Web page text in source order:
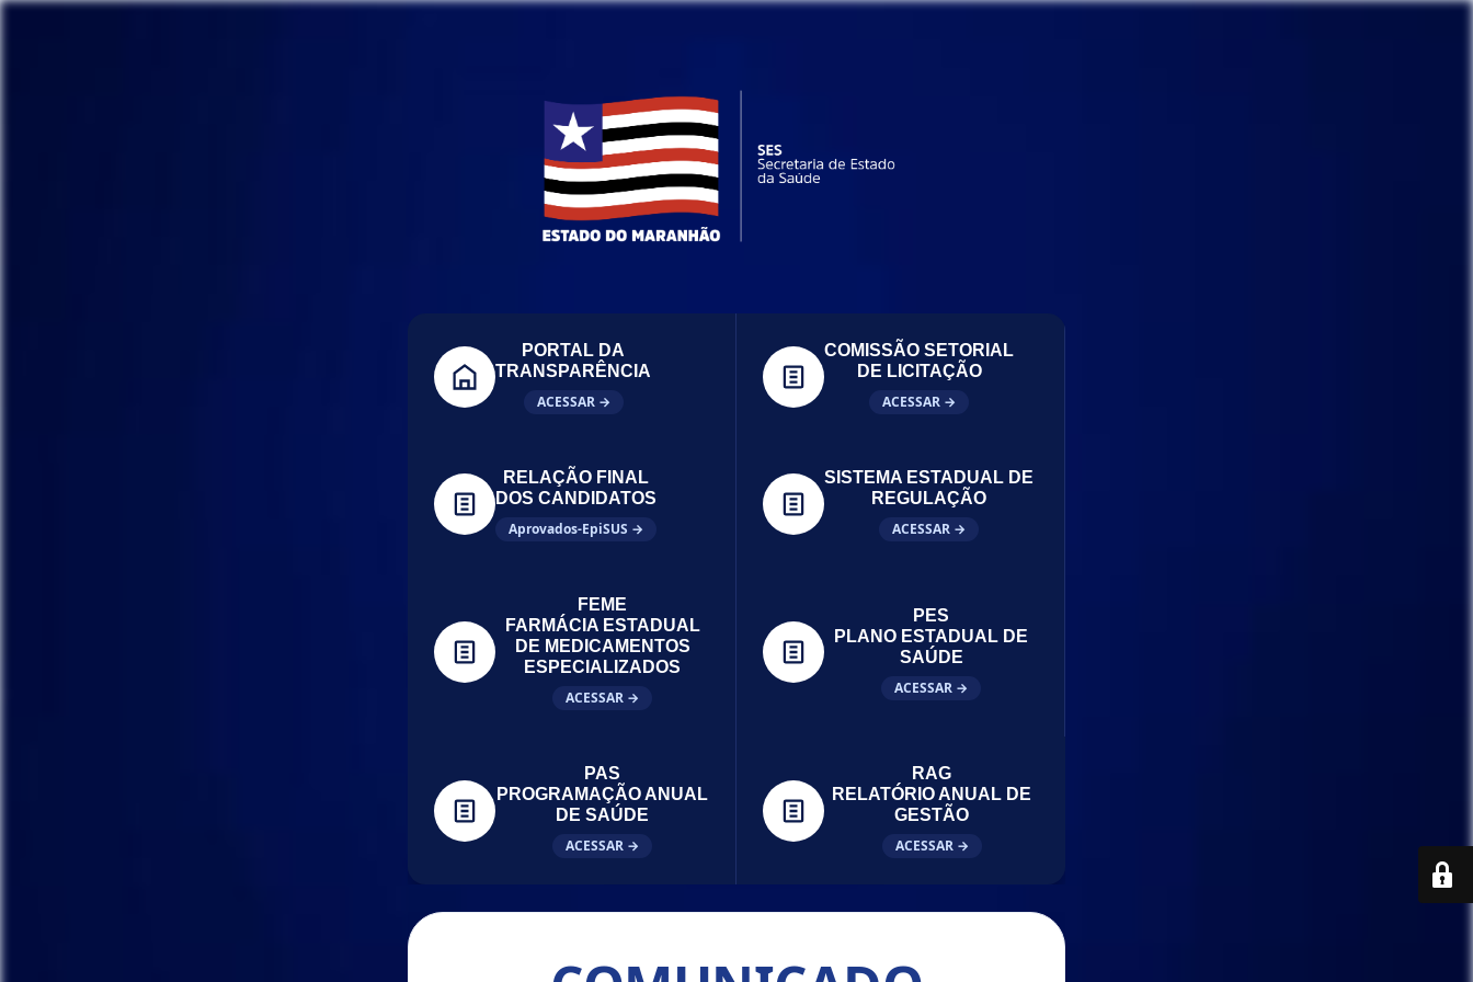
PORTAL DA
TRANSPARÊNCIA
ACESSAR →
COMISSÃO SETORIAL
DE LICITAÇÃO
ACESSAR →
RELAÇÃO FINAL
DOS CANDIDATOS
Aprovados-EpiSUS →
SISTEMA ESTADUAL DE
REGULAÇÃO
ACESSAR →
FEME
FARMÁCIA ESTADUAL
DE MEDICAMENTOS
ESPECIALIZADOS
ACESSAR →
PES
PLANO ESTADUAL DE
SAÚDE
ACESSAR →
PAS
PROGRAMAÇÃO ANUAL
DE SAÚDE
ACESSAR →
RAG
RELATÓRIO ANUAL DE
GESTÃO
ACESSAR →